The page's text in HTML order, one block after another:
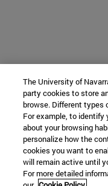
The University of
party cookies to store
browse. Different types
For example, to identify
about your browsing
personalize how the
cookies you want to
will remain active until
For more detailed